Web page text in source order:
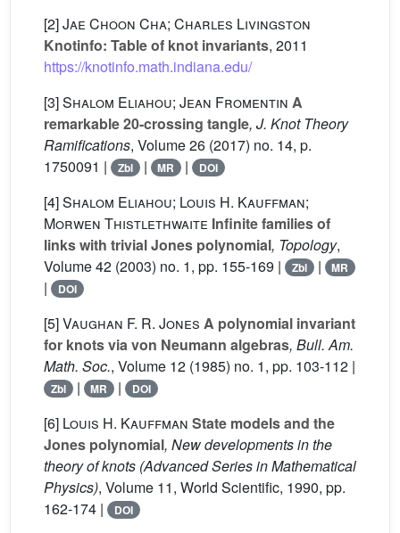
[2]Jae Choon Cha; Charles Livingston
Knotinfo: Table of knot invariants, 2011
https://knotinfo.math.indiana.edu/
[3]Shalom Eliahou; Jean Fromentin A
remarkable 20-crossing tangle, J. Knot Theory
Ramifications, Volume 26 (2017) no. 14, p.
1750091 |
Zbl | MR | DOI
[4]Shalom Eliahou; Louis H. Kauffman;
Morwen Thistlethwaite Infinite families of
links with trivial Jones polynomial, Topology,
Volume 42 (2003) no. 1, pp. 155-169 | Zbl | MR
| DOI
[5]Vaughan F. R. Jones A polynomial invariant
for knots via von Neumann algebras, Bull. Am.
Math. Soc., Volume 12 (1985) no. 1, pp. 103-112 |
Zbl | MR | DOI
[6] Louis H. Kauffman State models and the
Jones polynomial, New developments in the
theory of knots (Advanced Series in Mathematical
Physics), Volume 11, World Scientific, 1990, pp.
162-174 |
DOI